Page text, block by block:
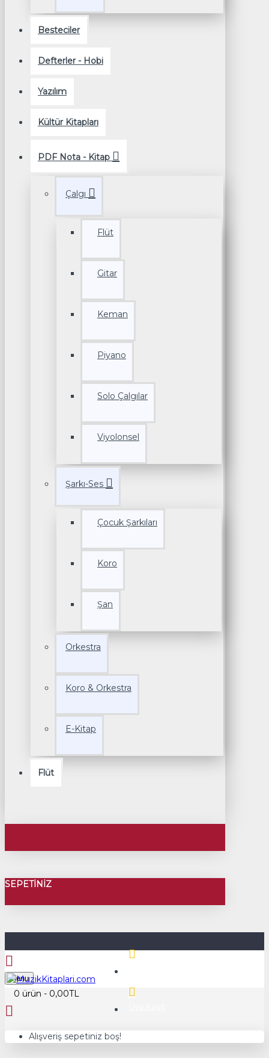
Besteciler
Defterler - Hobi
Yazılım
Kültür Kitapları
PDF Nota - Kitap
Çalgı
Flüt
Gitar
Keman
Piyano
Solo Çalgılar
Viyolonsel
Şarkı-Ses
Çocuk Şarkıları
Koro
Şan
Orkestra
Koro & Orkestra
E-Kitap
Flüt
SEPETINIZ
Menu
0 ürün - 0,00TL
Alışveriş sepetiniz boş!